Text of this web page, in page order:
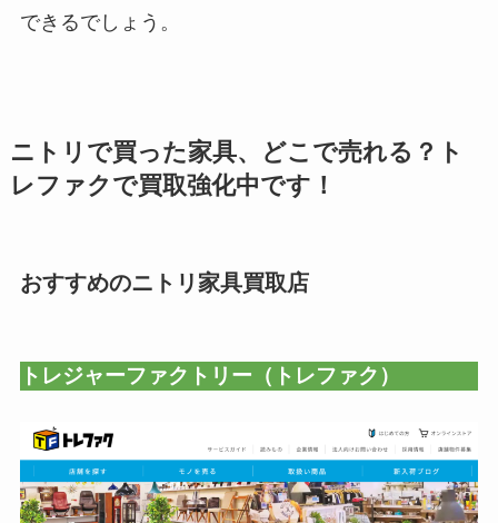
できるでしょう。
ニトリで買った家具、どこで売れる？ト
レファクで買取強化中です！
おすすめのニトリ家具買取店
トレジャーファクトリー（トレファク）